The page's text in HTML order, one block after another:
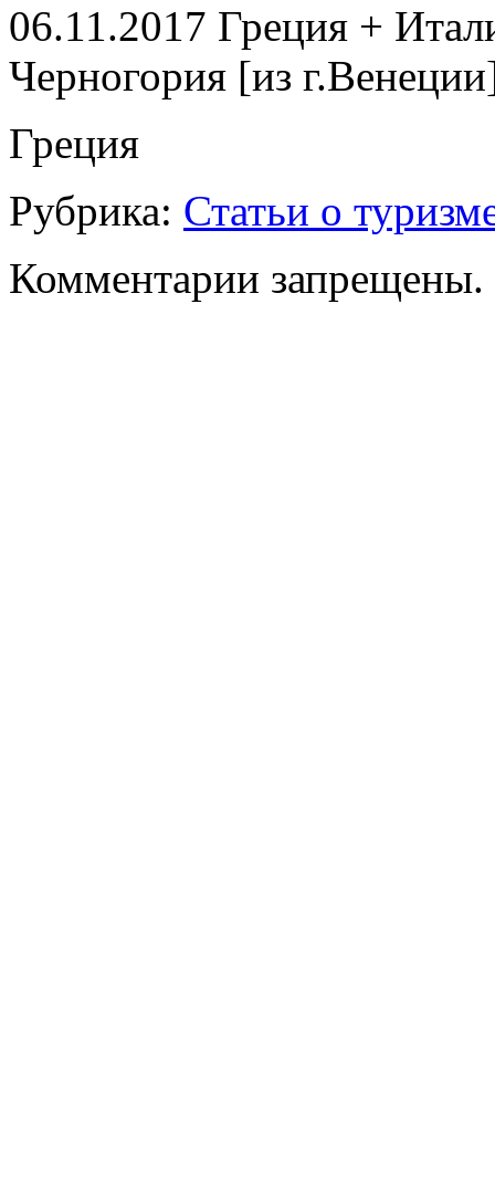
06.11.2017 Греция +
Черногория [из
Греция
Рубрика: Статьи о
Комментарии запрещены.